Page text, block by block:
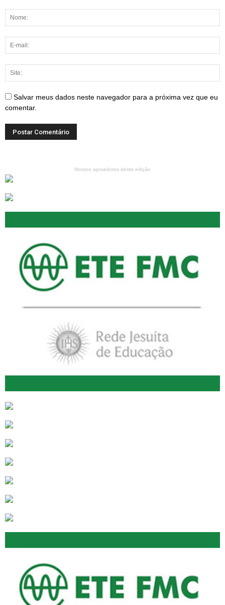
Salvar meus dados neste navegador para a próxima vez que eu
comentar.
Nossos apoiadores desta edição